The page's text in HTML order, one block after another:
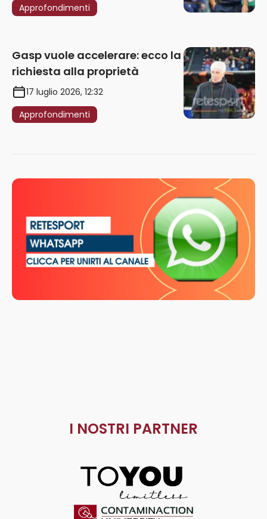
Approfondimenti
Gasp vuole accelerare: ecco la
richiesta alla proprietà
17 luglio 2026, 12:32
Approfondimenti
I NOSTRI PARTNER
ToYou